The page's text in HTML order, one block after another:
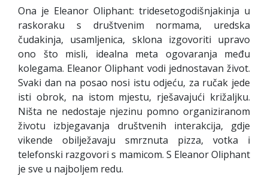
Ona je Eleanor Oliphant: tridesetogodišnjakinja u
raskoraku s društvenim normama, uredska
čudakinja, usamljenica, sklona izgovoriti upravo
ono što misli, idealna meta ogovaranja među
kolegama. Eleanor Oliphant vodi jednostavan život.
Svaki dan na posao nosi istu odjeću, za ručak jede
isti obrok, na istom mjestu, rješavajući križaljku.
Ništa ne nedostaje njezinu pomno organiziranom
životu izbjegavanja društvenih interakcija, gdje
vikende obilježavaju smrznuta pizza, votka i
telefonski razgovori s mamicom. S Eleanor Oliphant
je sve u najboljem redu.